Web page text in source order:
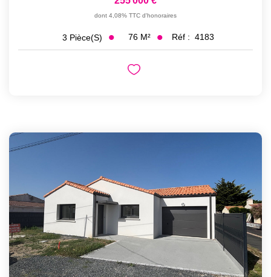
dont 4,08% TTC d'honoraires
3 Pièce(s) 76 M² Réf : 4183